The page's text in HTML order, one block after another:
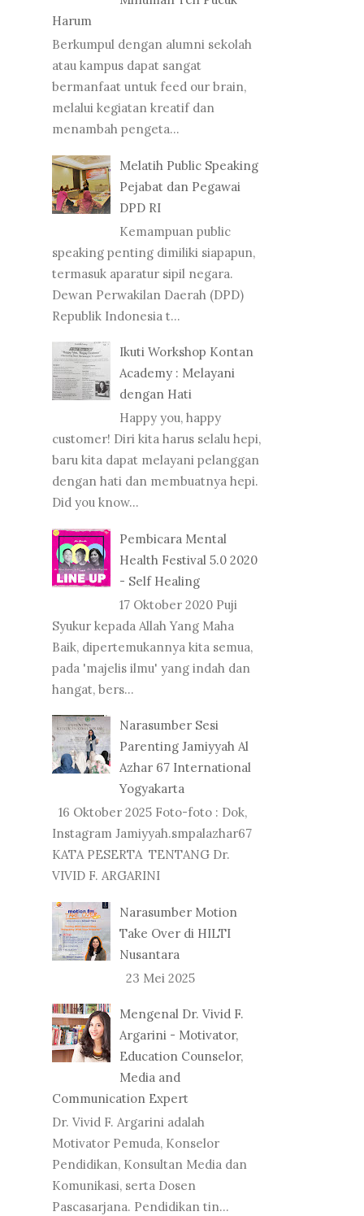
Harum
Berkumpul dengan alumni sekolah
atau kampus dapat sangat
bermanfaat untuk feed our brain,
melalui kegiatan kreatif dan
menambah pengeta...
Melatih Public Speaking
Pejabat dan Pegawai
DPD RI
Kemampuan public
speaking penting dimiliki siapapun,
termasuk aparatur sipil negara.
Dewan Perwakilan Daerah (DPD)
Republik Indonesia t...
Ikuti Workshop Kontan
Academy : Melayani
dengan Hati
Happy you, happy
customer! Diri kita harus selalu hepi,
baru kita dapat melayani pelanggan
dengan hati dan membuatnya hepi.
Did you know...
Pembicara Mental
Health Festival 5.0 2020
- Self Healing
17 Oktober 2020 Puji
Syukur kepada Allah Yang Maha
Baik, dipertemukannya kita semua,
pada 'majelis ilmu' yang indah dan
hangat, bers...
Narasumber Sesi
Parenting Jamiyyah Al
Azhar 67 International
Yogyakarta
16 Oktober 2025 Foto-foto : Dok,
Instagram Jamiyyah.smpalazhar67
KATA PESERTA TENTANG Dr.
VIVID F. ARGARINI
Narasumber Motion
Take Over di HILTI
Nusantara
23 Mei 2025
Mengenal Dr. Vivid F.
Argarini - Motivator,
Education Counselor,
Media and
Communication Expert
Dr. Vivid F. Argarini adalah
Motivator Pemuda, Konselor
Pendidikan, Konsultan Media dan
Komunikasi, serta Dosen
Pascasarjana. Pendidikan tin...